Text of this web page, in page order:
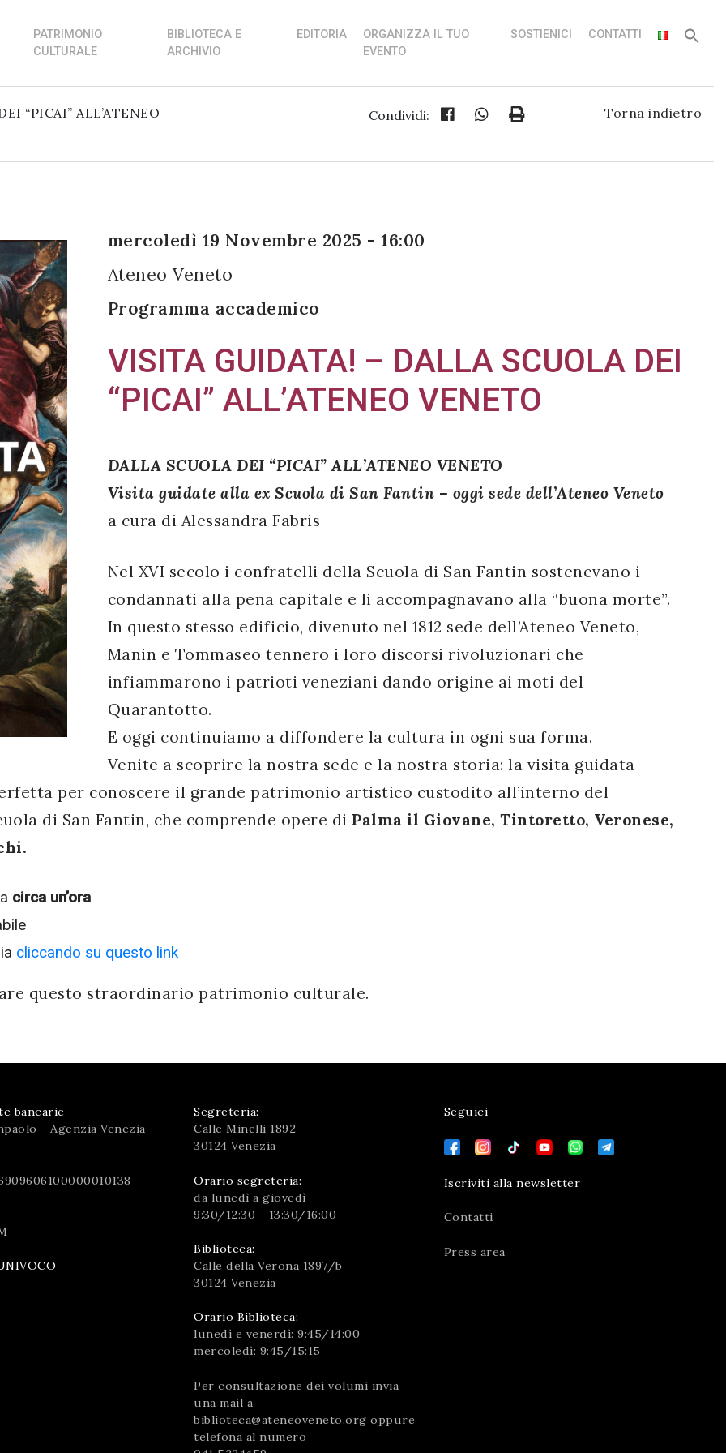
PATRIMONIO
CULTURALE
BIBLIOTECA E
ARCHIVIO
EDITORIA
ORGANIZZA IL TUO
EVENTO
SOSTIENICI CONTATTI
“PICAI” ALL’ATENEO
Condividi: Torna indietro
mercoledì 19 Novembre 2025 - 16:00
Ateneo Veneto
Programma accademico
VISITA GUIDATA! – DALLA SCUOLA DEI
“PICAI” ALL’ATENEO VENETO
DALLA SCUOLA DEI “PICAI” ALL’ATENEO VENETO
Visita guidate alla ex Scuola di San Fantin – oggi sede dell’Ateneo Veneto
a cura di Alessandra Fabris
Nel XVI secolo i confratelli della Scuola di San Fantin sostenevano i
condannati alla pena capitale e li accompagnavano alla “buona morte”.
In questo stesso edificio, divenuto nel 1812 sede dell’Ateneo Veneto,
Manin e Tommaseo tennero i loro discorsi rivoluzionari che
infiammarono i patrioti veneziani dando origine ai moti del
Quarantotto.
E oggi continuiamo a diffondere la cultura in ogni sua forma.
Venite a scoprire la nostra sede e la nostra storia: la visita guidata
per conoscere il grande patrimonio artistico custodito all’interno del
di San Fantin, che comprende opere di Palma il Giovane, Tintoretto, Veronese,
circa un’ora
cliccando su questo link
questo straordinario patrimonio culturale.
bancarie
- Agenzia Venezia
Segreteria:
Calle Minelli 1892
30124 Venezia
Orario segreteria:
da lunedì a giovedì
9:30/12:30 - 13:30/16:00
Biblioteca:
Calle della Verona 1897/b
30124 Venezia
Orario Biblioteca:
lunedì e venerdì: 9:45/14:00
mercoledì: 9:45/15:15
Per consultazione dei volumi invia
una mail a
biblioteca@ateneoveneto.org oppure
telefona al numero
Seguici
Iscriviti alla newsletter
Contatti
Press area